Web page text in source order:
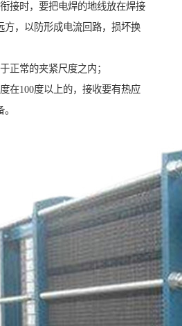
接时，要把电焊的地线放在焊接
方，以防形成电流回路，损坏换
正常的夹紧尺度之内；
在100度以上的，接收要有热应